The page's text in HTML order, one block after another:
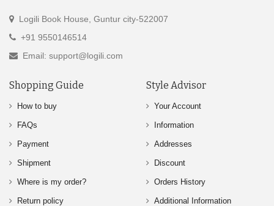
Logili Book House, Guntur city-522007
+91 9550146514
Email: support@logili.com
Shopping Guide
How to buy
FAQs
Payment
Shipment
Where is my order?
Return policy
Style Advisor
Your Account
Information
Addresses
Discount
Orders History
Additional Information